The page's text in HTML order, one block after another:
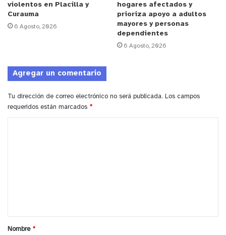
violentos en Placilla y
Curauma
6 Agosto, 2026
hogares afectados y
prioriza apoyo a adultos
mayores y personas
dependientes
6 Agosto, 2026
Agregar un comentario
Tu dirección de correo electrónico no será publicada. Los campos
requeridos están marcados *
a
rNombre *